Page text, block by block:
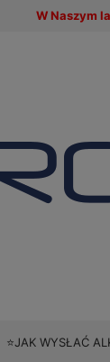
W Naszym
⭐JAK WYSŁAĆ